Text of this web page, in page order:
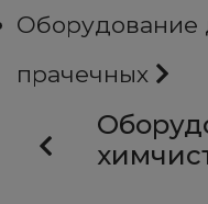
Оборудование
прачечных